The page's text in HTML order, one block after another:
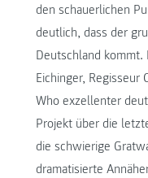
den schauerlichen
deutlich, dass der
Deutschland kommt.
Eichinger, Regisseur
Who exzellenter
Projekt über die
die schwierige
dramatisierte